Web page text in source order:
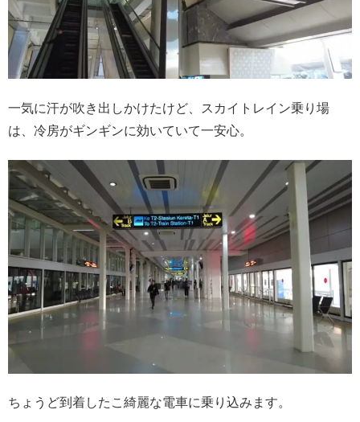
一気に汗が吹き出しかけたけど、スカイトレイン乗り場
は、冷房がギンギンに効いていて一安心。
ちょうど到着したこ綺麗な電車に乗り込みます。